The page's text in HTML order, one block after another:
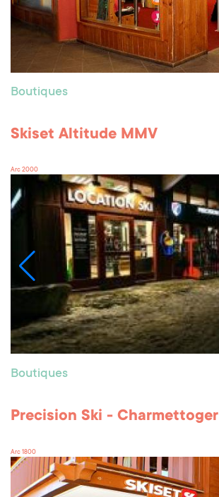
Boutiques
Skiset Altitude MMV
Arc 2000
Boutiques
Precision Ski - Charmettoger
Arc 1800